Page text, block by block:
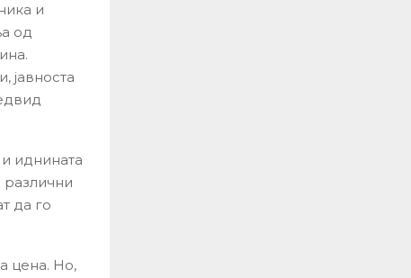
и
од
јавноста
иднината
различни
да го
цена. Но,